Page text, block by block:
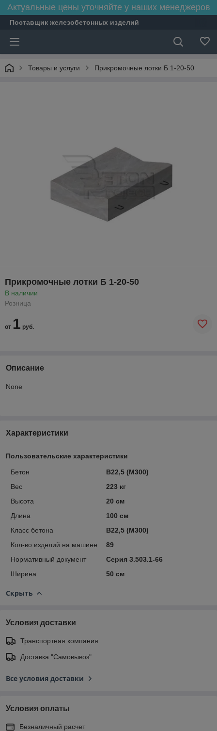
Актуальные цены уточняйте у наших менеджеров
Поставщик железобетонных изделий
Товары и услуги Прикромочные лотки Б 1-20-50
Прикромочные лотки Б 1-20-50
В наличии
Розница
от 1 руб.
Описание
None
Характеристики
Пользовательские характеристики
Бетон
B22,5 (M300)
Вес
223 кг
Высота
20 см
Длина
100 см
Класс бетона
B22,5 (M300)
Кол-во изделий на машине
89
Нормативный документ
Серия 3.503.1-66
Ширина
50 см
Скрыть
Условия доставки
Транспортная компания
Доставка "Самовывоз"
Все условия доставки
Условия оплаты
Безналичный расчет